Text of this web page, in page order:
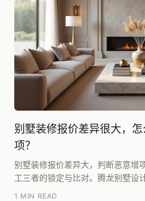
别墅装修报价差异很大，
项？
别墅装修报价差异大，判断恶意增
工三者的锁定与比对。腾龙别墅设
1 MIN READ